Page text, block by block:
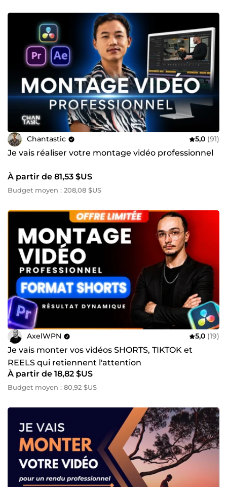
Chantastic 5,0 (91)
Je vais réaliser votre montage vidéo professionnel
À partir de 81,53 $US
Budget moyen : 208,08 $US
AxelWPN 5,0 (19)
Je vais monter vos vidéos SHORTS, TIKTOK et
REELS qui retiennent l'attention
À partir de 18,82 $US
Budget moyen : 80,92 $US